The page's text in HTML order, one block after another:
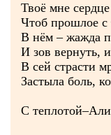
Твоё мне
Чтоб прошлое с
В нём – жажда
И зов вернуть,
В сей страсти
Застыла боль,
С